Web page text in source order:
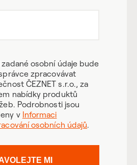
zadané osobní údaje bude
zpracovávat
ČEZNET s.r.o., za
nabídky produktů
Podrobnosti jsou
v Informaci
osobních údajů.
MI